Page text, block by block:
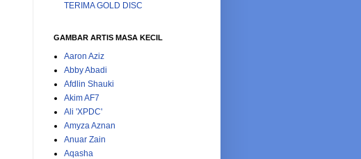
TERIMA GOLD DISC
GAMBAR ARTIS MASA KECIL
Aaron Aziz
Abby Abadi
Afdlin Shauki
Akim AF7
Ali 'XPDC'
Amyza Aznan
Anuar Zain
Aqasha